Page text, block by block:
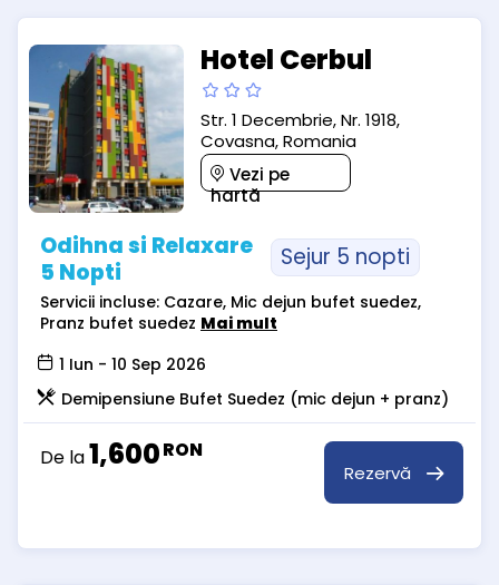
Hotel Cerbul
Str. 1 Decembrie, Nr. 1918,
Covasna, Romania
Vezi pe
hartă
Odihna si Relaxare
5 Nopti
Sejur 5 nopti
Servicii incluse: Cazare, Mic dejun bufet suedez,
Pranz bufet suedez Mai mult
1 Iun - 10 Sep 2026
Demipensiune Bufet Suedez (mic dejun + pranz)
De la1,600RON
Rezervă